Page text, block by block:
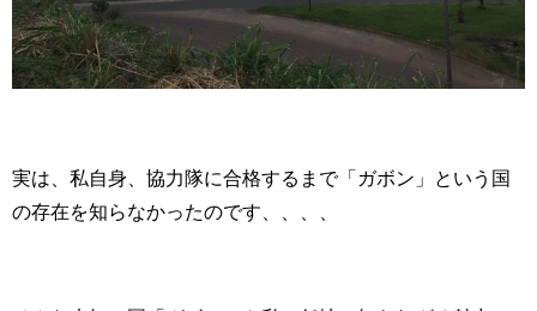
実は、私自身、協力隊に合格するまで「ガボン」という国
の存在を知らなかったのです、、、、